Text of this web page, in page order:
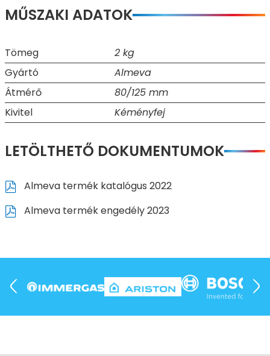
MŰSZAKI ADATOK
Tömeg
2 kg
Gyártó
Almeva
Átmérő
80/125 mm
Kivitel
Kéményfej
LETÖLTHETŐ DOKUMENTUMOK
Almeva termék katalógus 2022
Almeva termék engedély 2023